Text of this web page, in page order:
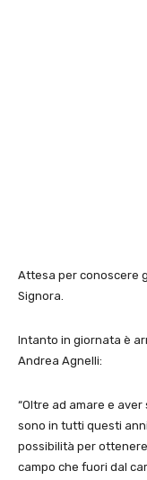
Attesa per conoscere
Signora.
Intanto in giornata è
Andrea Agnelli:
“Oltre ad amare e
sono in tutti questi
possibilità per
campo che fuori dal